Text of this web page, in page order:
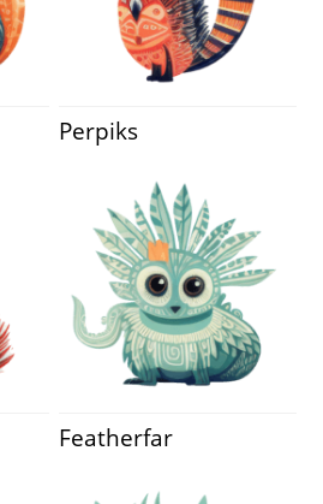
Perpiks
Featherfar